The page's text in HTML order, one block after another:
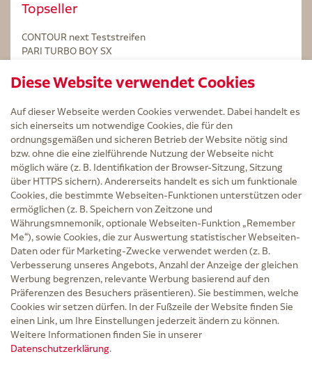
Topseller
CONTOUR next Teststreifen
PARI TURBO BOY SX
Kintex Kinesiologie Tape blau
Service
Versand und Lieferzeit
Kontakt
FAQ
AGB
Cookie-Einstellungen
Datenschutz
Erklärung zur Barrierefreiheit
Widerruf
Impressum
Zu Risiken und Nebenwirkungen lesen Sie die Packungsbeilage und fragen Sie
Ihre Ärztin, Ihren Arzt oder in der Apotheke.
Diese Website verwendet Cookies
Auf dieser Webseite werden Cookies verwendet. Dabei handelt es
sich einerseits um notwendige Cookies, die für den
ordnungsgemäßen und sicheren Betrieb der Website nötig sind
bzw. ohne die eine zielführende Nutzung der Webseite nicht
möglich wäre (z. B. Identifikation der Browser-Sitzung, Sitzung
über HTTPS sichern). Andererseits handelt es sich um funktionale
Cookies, die bestimmte Webseiten-Funktionen unterstützen oder
ermöglichen (z. B. Speichern von Zeitzone und
Währungsmnemonik, optionale Webseiten-Funktion „Remember
Me“), sowie Cookies, die zur Auswertung statistischer Webseiten-
Daten oder für Marketing-Zwecke verwendet werden (z. B.
Verbesserung unseres Angebots, Anzahl der Anzeige der gleichen
Werbung begrenzen, relevante Werbung basierend auf den
Präferenzen des Besuchers präsentieren). Sie bestimmen, welche
Cookies wir setzen dürfen. In der Fußzeile der Website finden Sie
einen Link, um Ihre Einstellungen jederzeit ändern zu können.
Weitere Informationen finden Sie in unserer
Datenschutzerklärung.